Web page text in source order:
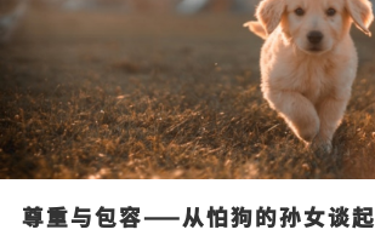
尊重与包容——从怕狗的孙女谈起